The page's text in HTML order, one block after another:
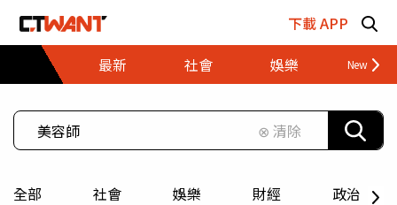
下載 APP
最新
社會 娛樂 財經
⊗ 清除
全部 社會 娛樂 財經 政治